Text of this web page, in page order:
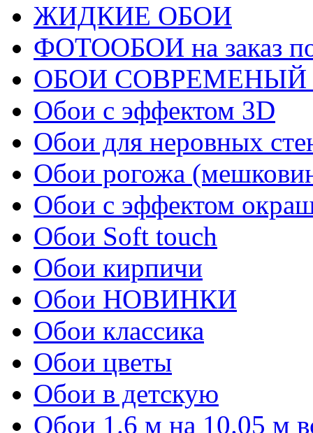
ЖИДКИЕ ОБОИ
ФОТООБОИ на заказ
ОБОИ СОВРЕМЕНЫЙ
Обои с эффектом 3D
Обои для неровных
Обои рогожа
Обои с эффектом
Обои Soft touch
Обои кирпичи
Обои НОВИНКИ
Обои классика
Обои цветы
Обои в детскую
Обои 1.6 м на 10.05 м